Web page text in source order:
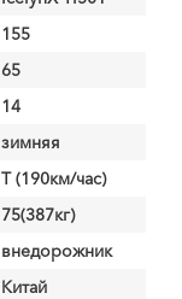
155
65
14
зимняя
T (190км/час)
75(387кг)
внедорожник
Китай